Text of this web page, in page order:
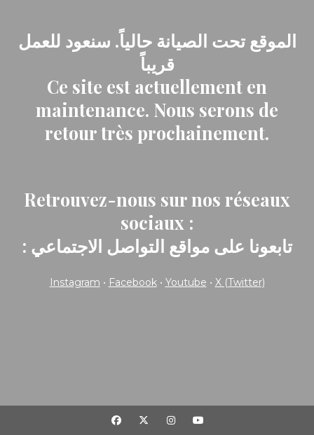
الموقع تحت الصيانة حالياً. سنعود للعمل
قريباً
Ce site est actuellement en
maintenance. Nous serons de
retour très prochainement.
Retrouvez-nous sur nos réseaux
sociaux :
: تابعونا على مواقع التواصل الاجتماعي
Instagram • Facebook• Youtube • X (Twitter)